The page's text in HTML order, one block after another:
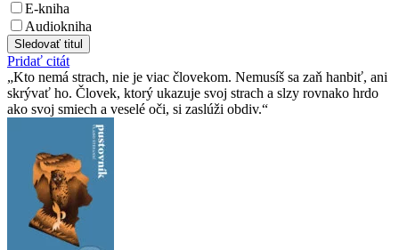
E-kniha
Audiokniha
Sledovať titul
Pridať citát
Kto nemá strach, nie je viac človekom. Nemusíš sa zaň hanbiť, ani
skrývať ho. Človek, ktorý ukazuje svoj strach a slzy rovnako hrdo
ako svoj smiech a veselé oči, si zaslúži obdiv.